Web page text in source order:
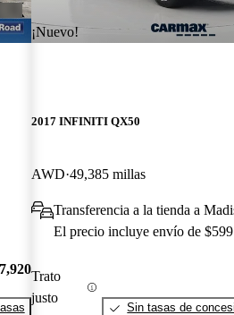
¡Nuevo!
2017 INFINITI QX50
AWD 49,385 millas
Transferencia a la tienda a
El precio incluye envío de $599
Trato
justo
Sin tasas de